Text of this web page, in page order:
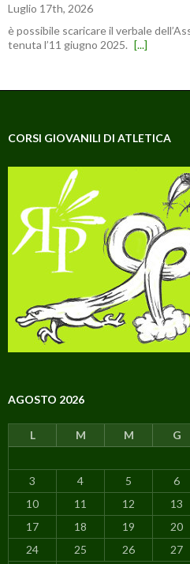
Luglio 17th, 2026
è possibile scaricare il verbale
tenuta l’11 giugno 2025. [...]
CORSI GIOVANILI DI ATLETICA
AGOSTO 2026
L M M G
3
4 5 6
10
11 12 13
17
18 19 20
24
25 26 27